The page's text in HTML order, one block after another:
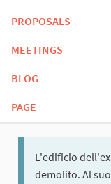
PROPOSALS
MEETINGS
BLOG
PAGE
L'edificio
demolito. Al